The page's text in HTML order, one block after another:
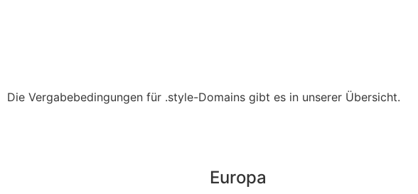
Die Vergabebedingungen für .style-Domains gibt es in unserer Übersicht.
Europa